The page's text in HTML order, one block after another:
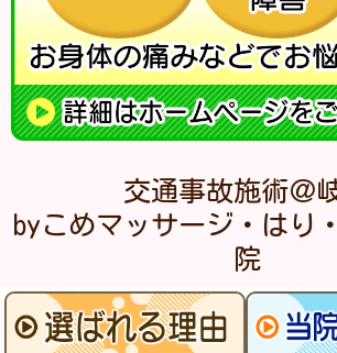
交通事故施術＠
byこめマッサージ・はり
院